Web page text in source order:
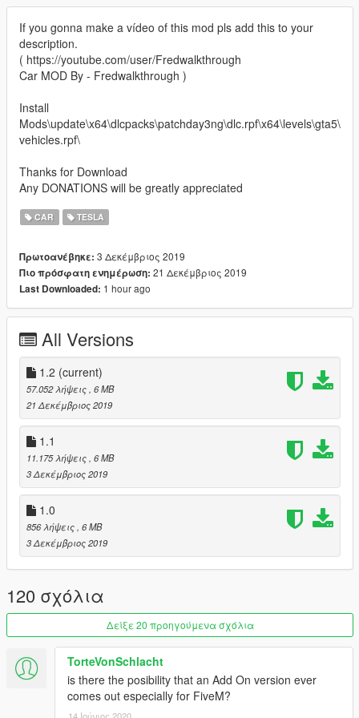
If you gonna make a vídeo of this mod pls add this to your
description.
( https://youtube.com/user/Fredwalkthrough
Car MOD By - Fredwalkthrough )
Install
Mods\update\x64\dlcpacks\patchday3ng\dlc.rpf\x64\levels\gta5\
vehicles.rpf\
Thanks for Download
Any DONATIONS will be greatly appreciated
CAR TESLA
Πρωτοανέβηκε: 3 Δεκέμβριος 2019
Πιο πρόσφατη ενημέρωση: 21 Δεκέμβριος 2019
Last Downloaded: 1 hour ago
All Versions
1.2 (current)
57.052 λήψεις, 6 MB
21 Δεκέμβριος 2019
1.1
11.175 λήψεις, 6 MB
3 Δεκέμβριος 2019
1.0
856 λήψεις, 6 MB
3 Δεκέμβριος 2019
120 σχόλια
Δείξε 20 προηγούμενα σχόλια
TorteVonSchlacht
is there the posibility that an Add On version ever
comes out especially for FiveM?